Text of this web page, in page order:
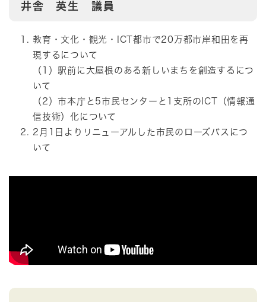
井舎 英生 議員
教育・文化・観光・ICT都市で20万都市岸和田を再
現するについて
（1）駅前に大屋根のある新しいまちを創造するにつ
いて
（2）市本庁と5市民センターと1支所のICT（情報通
信技術）化について
2月1日よりリニューアルした市民のローズバスにつ
いて